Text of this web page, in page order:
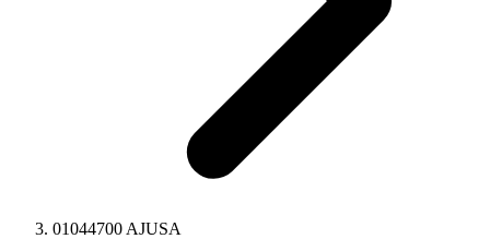
01044700 AJUSA